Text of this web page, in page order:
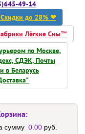
49-14
Скидки до 28% ❤
Лёгкие Сны™
по Москве,
СДЭК, Почты
в Беларусь
сумму 0.00 руб.